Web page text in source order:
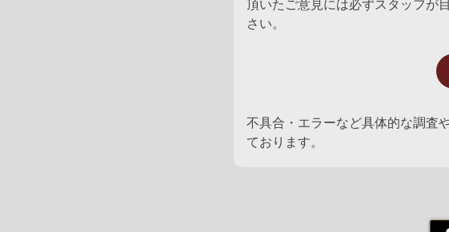
さい。
不具合・エラーなど具体的な調査
ております。